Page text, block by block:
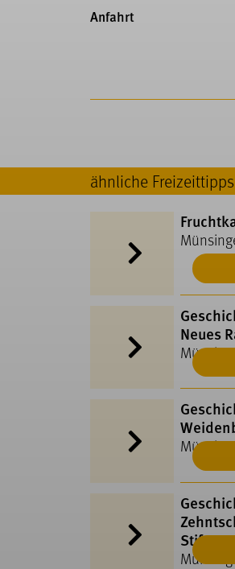
Anfahrt
ähnliche Freizeittipps
Neues